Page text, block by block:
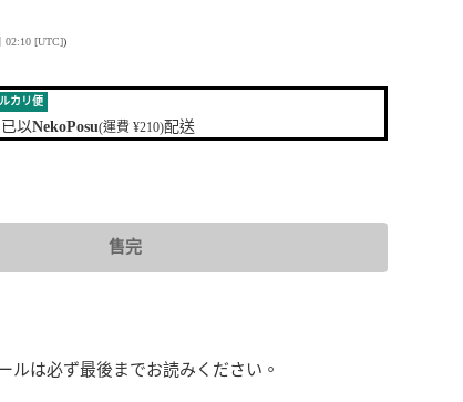
02:10 [UTC])
カリ便
以NekoPosu(運費 ¥210)配送
售完
ルは必ず最後までお読みください。